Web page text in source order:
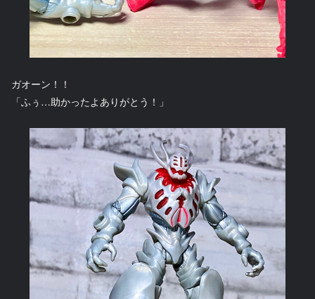
ガオーン！！
「ふぅ…助かったよありがとう！」